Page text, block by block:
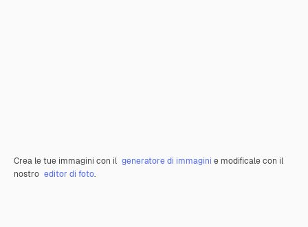
Crea le tue immagini con il generatore di immagini e modificale con il
nostro editor di foto.